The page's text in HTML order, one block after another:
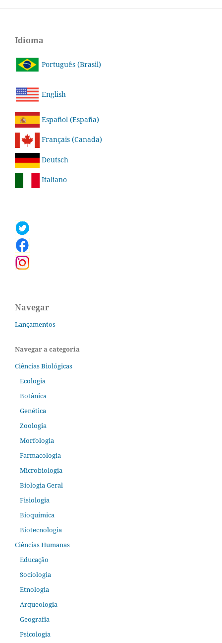
Idioma
Português (Brasil)
English
Español (España)
Français (Canada)
Deutsch
Italiano
Navegar
Lançamentos
Navegar a categoria
Ciências Biológicas
Ecologia
Botânica
Genética
Zoologia
Morfologia
Farmacologia
Microbiologia
Biologia Geral
Fisiologia
Bioquímica
Biotecnologia
Ciências Humanas
Educação
Sociologia
Etnologia
Arqueologia
Geografia
Psicologia